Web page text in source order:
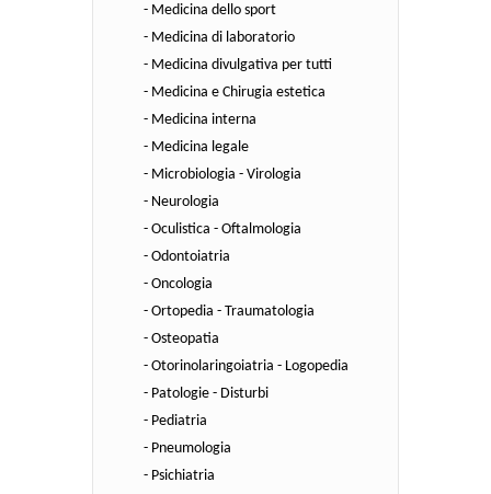
- Medicina dello sport
- Medicina di laboratorio
- Medicina divulgativa per tutti
- Medicina e Chirugia estetica
- Medicina interna
- Medicina legale
- Microbiologia - Virologia
- Neurologia
- Oculistica - Oftalmologia
- Odontoiatria
- Oncologia
- Ortopedia - Traumatologia
- Osteopatia
- Otorinolaringoiatria - Logopedia
- Patologie - Disturbi
- Pediatria
- Pneumologia
- Psichiatria